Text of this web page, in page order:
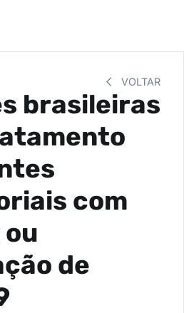
VOLTAR
brasileiras
com
de